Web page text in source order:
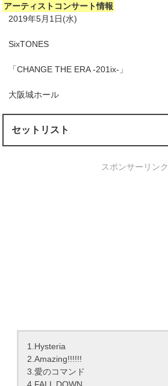
アーティストコンサート情報
2019年5月1日(水)
SixTONES
「CHANGE THE ERA -201ix-」
大阪城ホール
セットリスト
スポンサーリンク
1.Hysteria
2.Amazing!!!!!!
3.愛のコマンド
4.FALL DOWN